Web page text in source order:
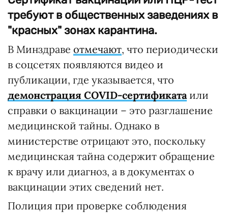
требуют в общественных заведениях в
"красных" зонах карантина.
В Минздраве отмечают, что периодически
в соцсетях появляются видео и
публикации, где указывается, что
демонстрация COVID-сертификатаили
справки о вакцинации – это разглашение
медицинской тайны. Однако в
министерстве отрицают это, поскольку
медицинская тайна содержит обращение
к врачу или диагноз, а в документах о
вакцинации этих сведений нет.
Полиция при проверке соблюдения